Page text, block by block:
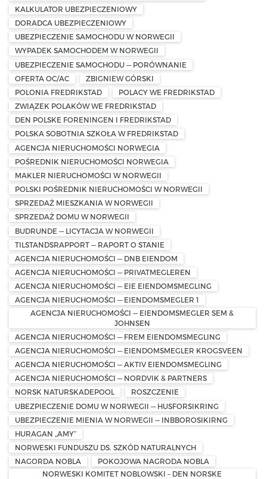
KALKULATOR UBEZPIECZENIOWY
DORADCA UBEZPIECZENIOWY
UBEZPIECZENIE SAMOCHODU W NORWEGII
WYPADEK SAMOCHODEM W NORWEGII
UBEZPIECZENIE SAMOCHODU — PORÓWNANIE
OFERTA OC/AC
ZBIGNIEW GÓRSKI
POLONIA FREDRIKSTAD
POLACY WE FREDRIKSTAD
ZWIĄZEK POLAKÓW WE FREDRIKSTAD
DEN POLSKE FORENINGEN I FREDRIKSTAD
POLSKA SOBOTNIA SZKOŁA W FREDRIKSTAD
AGENCJA NIERUCHOMOŚCI NORWEGIA
POŚREDNIK NIERUCHOMOŚCI NORWEGIA
MAKLER NIERUCHOMOŚCI W NORWEGII
POLSKI POŚREDNIK NIERUCHOMOŚCI W NORWEGII
SPRZEDAŻ MIESZKANIA W NORWEGII
SPRZEDAŻ DOMU W NORWEGII
BUDRUNDE — LICYTACJA W NORWEGII
TILSTANDSRAPPORT — RAPORT O STANIE
AGENCJA NIERUCHOMOŚCI — DNB EIENDOM
AGENCJA NIERUCHOMOŚCI — PRIVATMEGLEREN
AGENCJA NIERUCHOMOŚCI — EIE EIENDOMSMEGLING
AGENCJA NIERUCHOMOŚCI — EIENDOMSMEGLER 1
AGENCJA NIERUCHOMOŚCI — EIENDOMSMEGLER SEM &
JOHNSEN
AGENCJA NIERUCHOMOŚCI — FREM EIENDOMSMEGLING
AGENCJA NIERUCHOMOŚCI — EIENDOMSMEGLER KROGSVEEN
AGENCJA NIERUCHOMOŚCI — AKTIV EIENDOMSMEGLING
AGENCJA NIERUCHOMOŚCI — NORDVIK & PARTNERS
NORSK NATURSKADEPOOL
ROSZCZENIE
UBEZPIECZENIE DOMU W NORWEGII — HUSFORSIKRING
UBEZPIECZENIE MIENIA W NORWEGII — INBBOROSIKIRNG
HURAGAN „AMY”
NORWESKI FUNDUSZU DS. SZKÓD NATURALNYCH
NAGORDA NOBLA
POKOJOWA NAGRODA NOBLA
NORWESKI KOMITET NOBLOWSKI – DEN NORSKE